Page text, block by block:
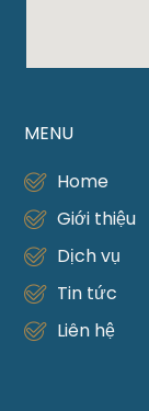
MENU
Home
Giới thiệu
Dịch vụ
Tin tức
Liên hệ